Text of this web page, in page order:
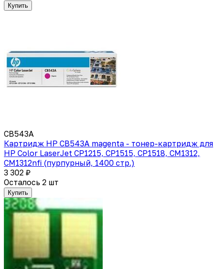
Купить
CB543A
Картридж HP CB543A magenta - тонер-картридж для
HP Color LaserJet CP1215, CP1515, CP1518, CM1312,
CM1312nfi (пурпурный, 1400 стр.)
3 302 ₽
Осталось 2 шт
Купить